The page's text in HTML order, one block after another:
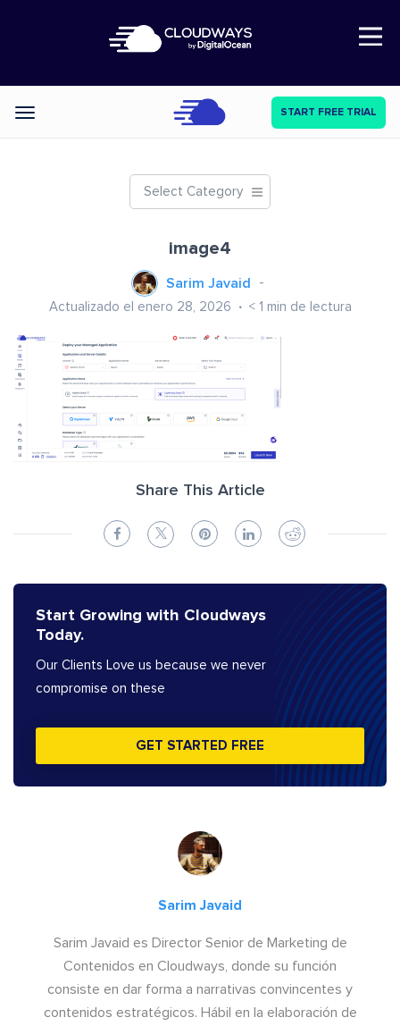
Open Nav
Categories START FREE TRIAL
Select Category
image4
Sarim Javaid
Actualizado el enero 28, 2026 < 1 min de lectura
Share This Article
Start Growing with Cloudways
Today.
Our Clients Love us because we never
compromise on these
GET STARTED FREE
Sarim Javaid
Sarim Javaid es Director Senior de Marketing de
Contenidos en Cloudways, donde su función
consiste en dar forma a narrativas convincentes y
contenidos estratégicos. Hábil en la elaboración de